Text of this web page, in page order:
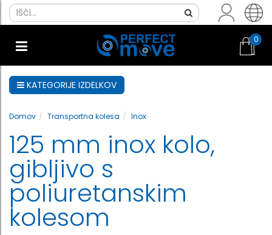
0
KATEGORIJE IZDELKOV
Domov Transportna kolesa Inox
125 mm inox kolo,
gibljivo s
poliuretanskim
kolesom